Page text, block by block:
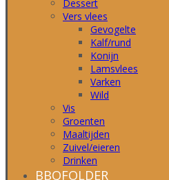
Dessert
Vers vlees
Gevogelte
Kalf/rund
Konijn
Lamsvlees
Varken
Wild
Vis
Groenten
Maaltijden
Zuivel/eieren
Drinken
BBQFOLDER